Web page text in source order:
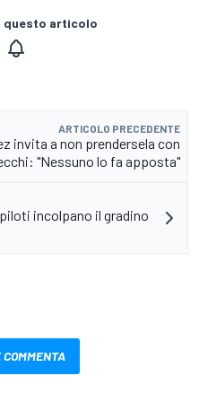
questo articolo
ARTICOLO PRECEDENTE
invita a non prendersela con
"Nessuno lo fa apposta"
incolpano il gradino